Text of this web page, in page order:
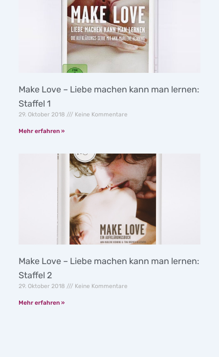
Make Love – Liebe machen kann man lernen:
Staffel 1
29. Oktober 2018 Keine Kommentare
Mehr erfahren »
Make Love – Liebe machen kann man lernen:
Staffel 2
29. Oktober 2018 Keine Kommentare
Mehr erfahren »